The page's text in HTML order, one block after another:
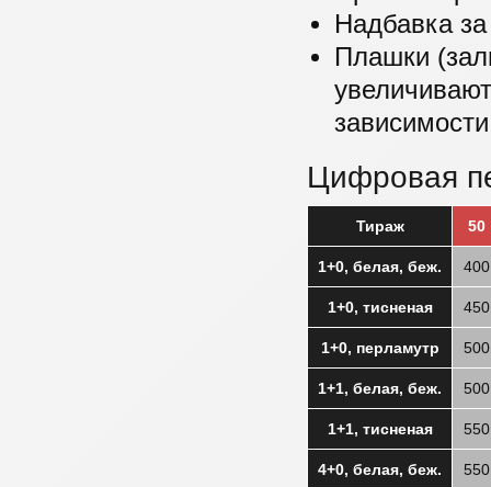
Надбавка
Плашки
Цифровая
Тираж 50
1+0, белая, беж. 400
1+0, тисненая 450
1+0, перламутр 500
1+1, белая, беж. 500
1+1, тисненая 550
4+0, белая, беж. 550